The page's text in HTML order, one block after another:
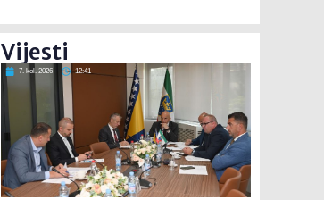
Vijesti
7. kol. 2026 12:41